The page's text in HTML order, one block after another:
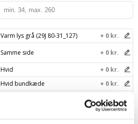
Varm lys grå (29J 80-31_127)
+ 0 kr.
Samme side + 0 kr.
Hvid
+ 0 kr.
Hvid bundkæde
+ 0 kr.